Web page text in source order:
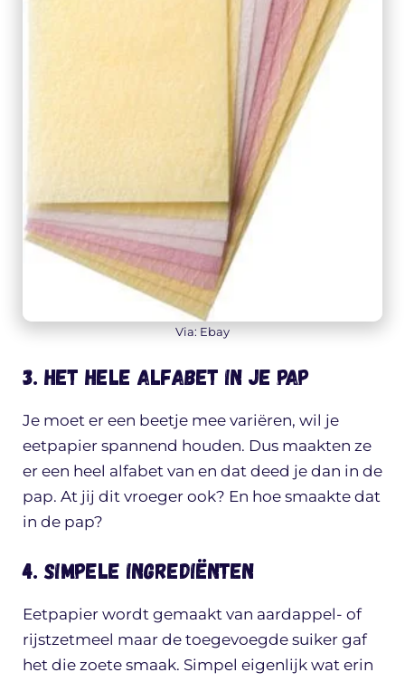
Via: Ebay
3. Het hele alfabet in je pap
Je moet er een beetje mee variëren, wil je
eetpapier spannend houden. Dus maakten ze
er een heel alfabet van en dat deed je dan in de
pap. At jij dit vroeger ook? En hoe smaakte dat
in de pap?
4. Simpele ingrediënten
Eetpapier wordt gemaakt van aardappel- of
rijstzetmeel maar de toegevoegde suiker gaf
het die zoete smaak. Simpel eigenlijk wat erin